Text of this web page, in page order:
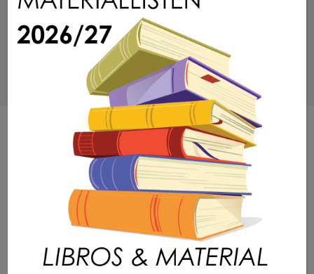
DEUTSCHE SCHULE BARCELONA
Viel mehr als eine Schule
Warum DSB?